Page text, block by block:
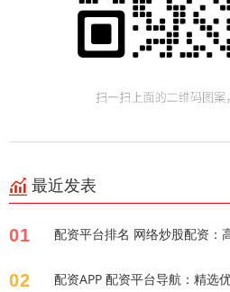
最近发表
01 配资平台排名 网络炒股配资：
02 配资APP 配资平台导航：精选